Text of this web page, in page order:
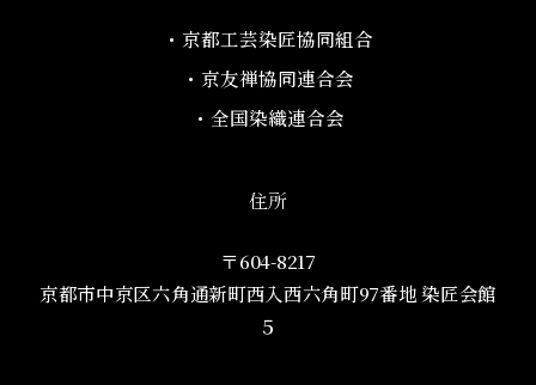
・京都工芸染匠協同組合​
・京友禅協同連合会
・全国染織連合会
住所
〒604-8217
京都市中京区六角通新町西入西六角町97番地​ 染匠会館
５